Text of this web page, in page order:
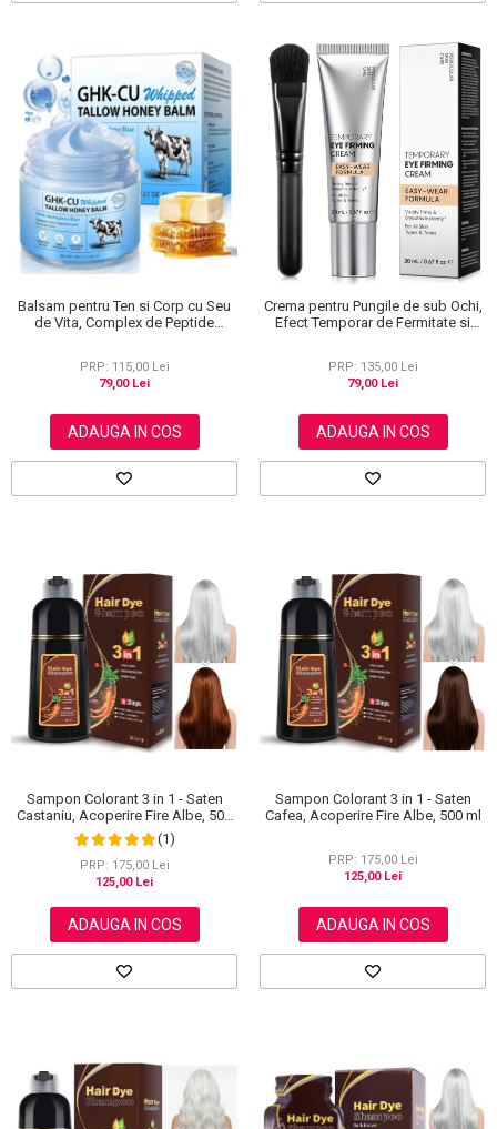
Balsam pentru Ten si Corp cu Seu
de Vita, Complex de Peptide
PRP: 115,00 Lei
79,00 Lei
ADAUGA IN COS
Crema pentru Pungile de sub Ochi,
Efect Temporar de Fermitate si
PRP: 135,00 Lei
79,00 Lei
ADAUGA IN COS
Sampon Colorant 3 in 1 - Saten
Castaniu, Acoperire Fire Albe, 500
ml
(1)
PRP: 175,00 Lei
125,00 Lei
ADAUGA IN COS
Sampon Colorant 3 in 1 - Saten
Cafea, Acoperire Fire Albe, 500 ml
PRP: 175,00 Lei
125,00 Lei
ADAUGA IN COS